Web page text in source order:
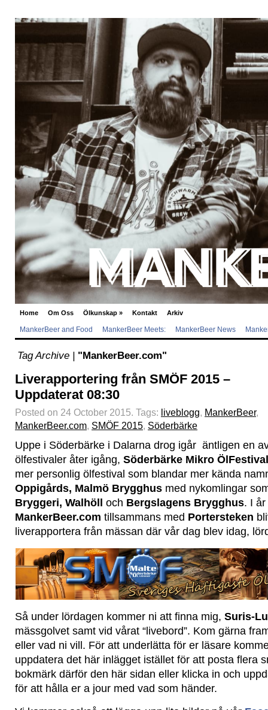
Home Om Oss Ölkunskap » Kontakt Arkiv
MankerBeer and Food MankerBeer Meets: MankerBeer News
Tag Archive | "MankerBeer.com"
Liverapportering från SMÖF 2015 –
Uppdaterat 08:30
Posted on 24 October 2015. Tags: liveblogg, MankerBeer,
MankerBeer.com, SMÖF 2015, Söderbärke
Uppe i Söderbärke i Dalarna drog igår äntligen en
ölfestivaler åter igång, Söderbärke Mikro ÖlFestival
mer personlig ölfestival som blandar mer kända
Oppigårds, Malmö Brygghus med nykomlingar
Bryggeri, Walhöll
och Bergslagens Brygghus. I
MankerBeer.com tillsammans med Portersteken
liverapportera från mässan där vår dag blev idag,
Så under lördagen kommer ni att finna mig, Suris-
mässgolvet samt vid vårat “livebord”. Kom gärna
eller vad ni vill. För att underlätta för er läsare
uppdatera det här inlägget istället för att posta flera
bokmärk därför den här sidan eller klicka in och
för att hålla er a jour med vad som händer.